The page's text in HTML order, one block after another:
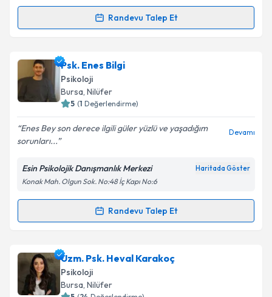
kapsamda işlenmesini kabul ediyorum.
Randevu Talep Et
Randevu Takvimi Talebi
Uzm. Psk. Uğur Kartum
oluşturun. Size bu uzmandan randevu almanız için bir
takvim hazırlandığında e-posta ile bilgilendireceğiz.
Kişisel verilerimin işlenmesine ilişkin
Aydınlatma
Metni'ni okudum ve kişisel verilerimin belirtilen
kapsamda işlenmesini kabul ediyorum.
Psk. Enes Bilgi
Psikoloji
Bursa, Nilüfer
5 (1 Değerlendirme)
Enes Bey son derece ilgili güler yüzlü ve yaşadığım
sorunları...
Devamı
Esin Psikolojik Danışmanlık Merkezi Haritada Göster
Konak Mah. Olgun Sok. No:48 İç Kapı No:6
Randevu Talep Et
Randevu Takvimi Talebi
Psk. Enes Bilgiiçin randevu takvimi talebi oluşturun.
Size bu uzmandan randevu almanız için bir takvim
hazırlandığında e-posta ile bilgilendireceğiz.
Uzm. Psk. Heval Karakoç
Psikoloji
Bursa, Nilüfer